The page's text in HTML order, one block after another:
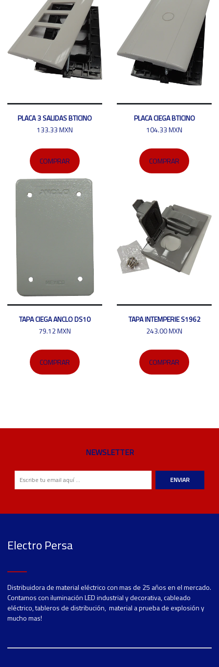
PLACA 3 SALIDAS BTICINO
133.33 MXN
COMPRAR
PLACA CIEGA BTICINO
104.33 MXN
COMPRAR
TAPA CIEGA ANCLO DS10
79.12 MXN
COMPRAR
TAPA INTEMPERIE S1962
243.00 MXN
COMPRAR
NEWSLETTER
ENVIAR
Electro Persa
Distribuidora de material eléctrico con mas de 25 años en el mercado.
Contamos con iluminación LED industrial y decorativa, cableado
eléctrico, tableros de distribución, material a prueba de explosión y
mucho mas!